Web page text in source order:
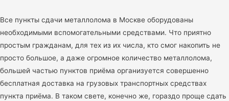
Все пункты сдачи металлолома в Москве оборудованы
необходимыми вспомогательными средствами. Что приятно
простым гражданам, для тех из их числа, кто смог накопить не
просто большое, а даже огромное количество металлолома,
большей частью пунктов приёма организуется совершенно
бесплатная доставка на грузовых транспортных средствах
пункта приёма. В таком свете, конечно же, гораздо проще сдать